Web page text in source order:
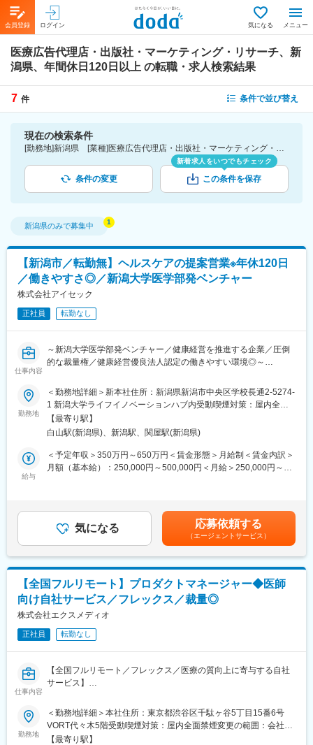
会員登録 ログイン 気になる メニュー
医療広告代理店・出版社・マーケティング・リサーチ、新
潟県、年間休日120日以上 の転職・求人検索結果
7 件 条件で並び替え
現在の検索条件
[勤務地]新潟県 [業種]医療広告代理店・出版社・マーケティング・リサーチ-医薬品・医療機器・ライフサイエンス・医療系サービス [こだわり条件ピックアップ]年間休日120日以上 [詳細条件](休日・働き方)年間休日120日以上
条件の変更
新着求人をいつでもチェック
この条件を保存
新潟県のみで募集中
【新潟市／転勤無】ヘルスケアの提案営業※年休120日
／働きやすさ◎／新潟大学医学部発ベンチャー
株式会社アイセック
正社員 転勤なし
仕事内容
～新潟大学医学部発ベンチャー／健康経営を推進する企業／圧倒
的な裁量権／健康経営優良法人認定の働きやすい環境◎～
当社は、ヘルスケアのビッグデータを活用し、新潟県の健康な生
活と環境の向上・健康文化の創造に取り組んでいます。
CEO直下部署にて、toC、toB向けのサービス・プロダクトの提案
営業をお任せします。
■具体的には：
・ヒアリング…企業の健康経営担当者等顧客のカウンターにた
・カスタマーサポート／サクセス業務…顧客のサービス導入にむ
けた支援、導入前後の課題ヒアリング、顧客情報の管理等を行い
◎急拡大の医療マーケットで国・自治体・大学を巻き込みながら
社会貢献を実感できます。
◎新潟×大学発スタートアップというポジションのおかげで強力な
組織体制が実現できてます。「新潟大学発ベンチャー称号認定制
度」第1号です。
◎「健康」という人生を彩るための重要領域で仕事ができるの
で、自分の仕事に誇りが持てます。
◎“圧倒的な裁量”を持ちながら、ブルーオーシャンの事業立地で組
織拡大を経験できます。
◎「従業員の健康」を最優先とした働き方・環境づくりを推進し
働く場所としての”充実度“が高いオフィスで、コワーキングスペー
スも併設しています。健康経営優良法人2024 (中小企業法人部門)
「ブライト500」認定されています。
勤務地
＜勤務地詳細＞新本社住所：新潟県新潟市中央区学校長通2-5274-
1 新潟大学ライフイノベーションハブ内受動喫煙対策：屋内全面
禁煙変更の範囲：会社の定める事業所
【最寄り駅】
白山駅(新潟県)、新潟駅、関屋駅(新潟県)
給与
＜予定年収＞350万円～650万円＜賃金形態＞月給制＜賃金内訳＞
月額（基本給）：250,000円～500,000円＜月給＞250,000円～
考を通じて上下する可能性があります。月給(月額)は固定手当を含
めた表記です。
気になる 応募依頼する
（エージェントサービス）
【全国フルリモート】プロダクトマネージャー◆医師
向け自社サービス／フレックス／裁量◎
株式会社エクスメディオ
正社員 転勤なし
仕事内容
【全国フルリモート／フレックス／医療の質向上に寄与する自社
サービス】
■担当業務
「ヒポクラ」という医師専用のWebサービスのプロダクトマネー
ジャーをお任せします。
勤務地
＜勤務地詳細＞本社住所：東京都渋谷区千駄ヶ谷5丁目15番6号
VORT代々木5階受動喫煙対策：屋内全面禁煙変更の範囲：会社の
定める事業所（リモートワーク含む）
【最寄り駅】